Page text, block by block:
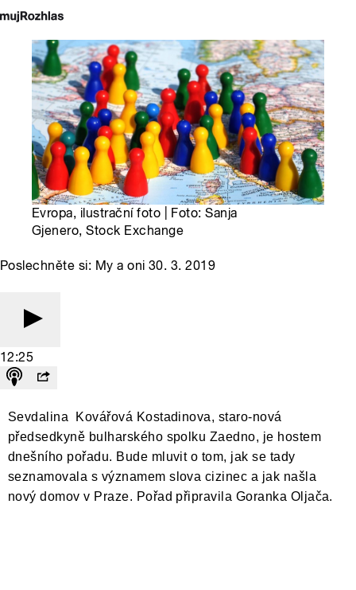
Evropa, ilustrační foto | Foto: Sanja
Gjenero, Stock Exchange
Poslechněte si: My a oni 30. 3. 2019
12:25
Sevdalina Kovářová Kostadinova, staro-nová
předsedkyně bulharského spolku Zaedno, je hostem
dnešního pořadu. Bude mluvit o tom, jak se tady
seznamovala s významem slova cizinec a jak našla
nový domov v Praze. Pořad připravila Goranka Oljača.